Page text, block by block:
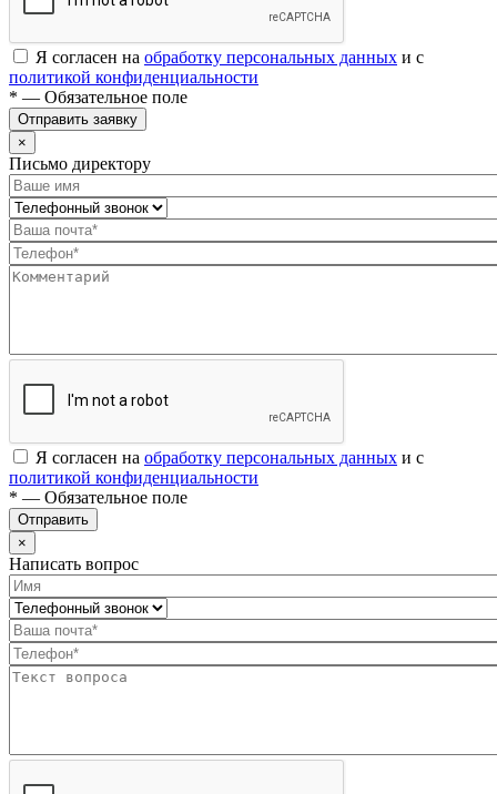
Я согласен на обработку персональных данных и с
политикой конфиденциальности
* — Обязательное поле
Отправить заявку
×
Письмо директору
Я согласен на обработку персональных данных и с
политикой конфиденциальности
* — Обязательное поле
Отправить
×
Написать вопрос